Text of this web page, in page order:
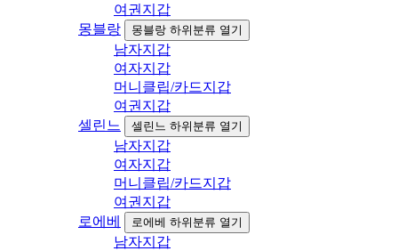
여권지갑
몽블랑
몽블랑 하위분류 열기
남자지갑
여자지갑
머니클립/카드지갑
여권지갑
셀린느
셀린느 하위분류 열기
남자지갑
여자지갑
머니클립/카드지갑
여권지갑
로에베
로에베 하위분류 열기
남자지갑